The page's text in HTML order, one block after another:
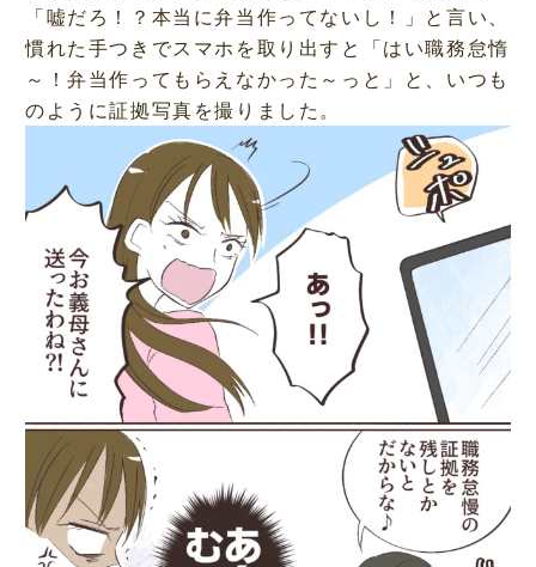
「嘘だろ！？本当に弁当作ってないし！」と言い、
慣れた手つきでスマホを取り出すと「はい職務怠惰
～！弁当作ってもらえなかった～っと」と、いつも
のように証拠写真を撮りました。